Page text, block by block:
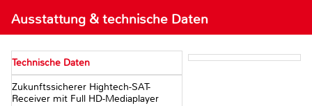
Ausstattung & technische Daten
Technische Daten
Zukunftssicherer Hightech-SAT-
Receiver mit Full HD-Mediaplayer